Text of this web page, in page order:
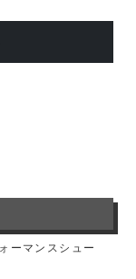
ーマンスシュー